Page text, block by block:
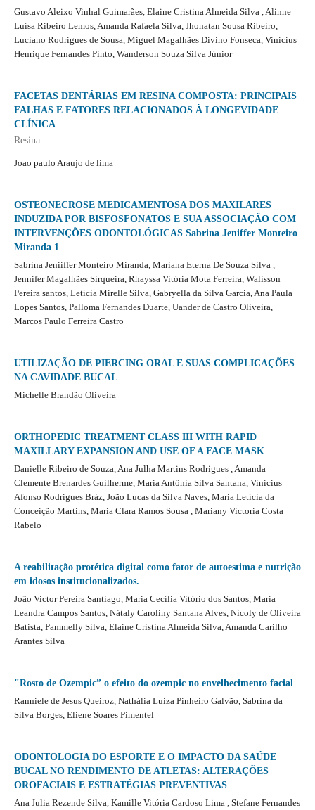
Gustavo Aleixo Vinhal Guimarães, Elaine Cristina Almeida Silva , Alinne
Luísa Ribeiro Lemos, Amanda Rafaela Silva, Jhonatan Sousa Ribeiro,
Luciano Rodrigues de Sousa, Miguel Magalhães Divino Fonseca, Vinicius
Henrique Fernandes Pinto, Wanderson Souza Silva Júnior
FACETAS DENTÁRIAS EM RESINA COMPOSTA: PRINCIPAIS
FALHAS E FATORES RELACIONADOS À LONGEVIDADE
CLÍNICA
Resina
Joao paulo Araujo de lima
OSTEONECROSE MEDICAMENTOSA DOS MAXILARES
INDUZIDA POR BISFOSFONATOS E SUA ASSOCIAÇÃO COM
INTERVENÇÕES ODONTOLÓGICAS Sabrina Jeniffer Monteiro
Miranda 1
Sabrina Jeniiffer Monteiro Miranda, Mariana Eterna De Souza Silva ,
Jennifer Magalhães Sirqueira, Rhayssa Vitória Mota Ferreira, Walisson
Pereira santos, Letícia Mirelle Silva, Gabryella da Silva Garcia, Ana Paula
Lopes Santos, Palloma Fernandes Duarte, Uander de Castro Oliveira,
Marcos Paulo Ferreira Castro
UTILIZAÇÃO DE PIERCING ORAL E SUAS COMPLICAÇÕES
NA CAVIDADE BUCAL
Michelle Brandão Oliveira
ORTHOPEDIC TREATMENT CLASS III WITH RAPID
MAXILLARY EXPANSION AND USE OF A FACE MASK
Danielle Ribeiro de Souza, Ana Julha Martins Rodrigues , Amanda
Clemente Brenardes Guilherme, Maria Antônia Silva Santana, Vinicius
Afonso Rodrigues Bráz, João Lucas da Silva Naves, Maria Letícia da
Conceição Martins, Maria Clara Ramos Sousa , Mariany Victoria Costa
Rabelo
A reabilitação protética digital como fator de autoestima e nutrição
em idosos institucionalizados.
João Victor Pereira Santiago, Maria Cecília Vitório dos Santos, Maria
Leandra Campos Santos, Nátaly Caroliny Santana Alves, Nicoly de Oliveira
Batista, Pammelly Silva, Elaine Cristina Almeida Silva, Amanda Carilho
Arantes Silva
"Rosto de Ozempic” o efeito do ozempic no envelhecimento facial
Ranniele de Jesus Queiroz, Nathália Luiza Pinheiro Galvão, Sabrina da
Silva Borges, Eliene Soares Pimentel
ODONTOLOGIA DO ESPORTE E O IMPACTO DA SAÚDE
BUCAL NO RENDIMENTO DE ATLETAS: ALTERAÇÕES
OROFACIAIS E ESTRATÉGIAS PREVENTIVAS
Ana Julia Rezende Silva, Kamille Vitória Cardoso Lima , Stefane Fernandes